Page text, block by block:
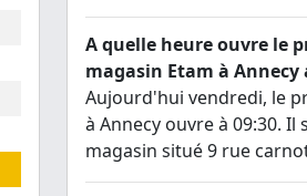
A quelle heure ouvre le
magasin Etam à
Aujourd'hui vendredi, le
à Annecy ouvre à 09:30. Il
magasin situé 9 rue